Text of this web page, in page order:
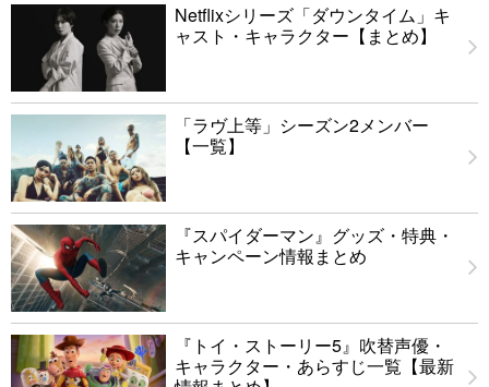
Netflixシリーズ「ダウンタイム」キ
ャスト・キャラクター【まとめ】
「ラヴ上等」シーズン2メンバー
【一覧】
『スパイダーマン』グッズ・特典・
キャンペーン情報まとめ
『トイ・ストーリー5』吹替声優・
キャラクター・あらすじ一覧【最新